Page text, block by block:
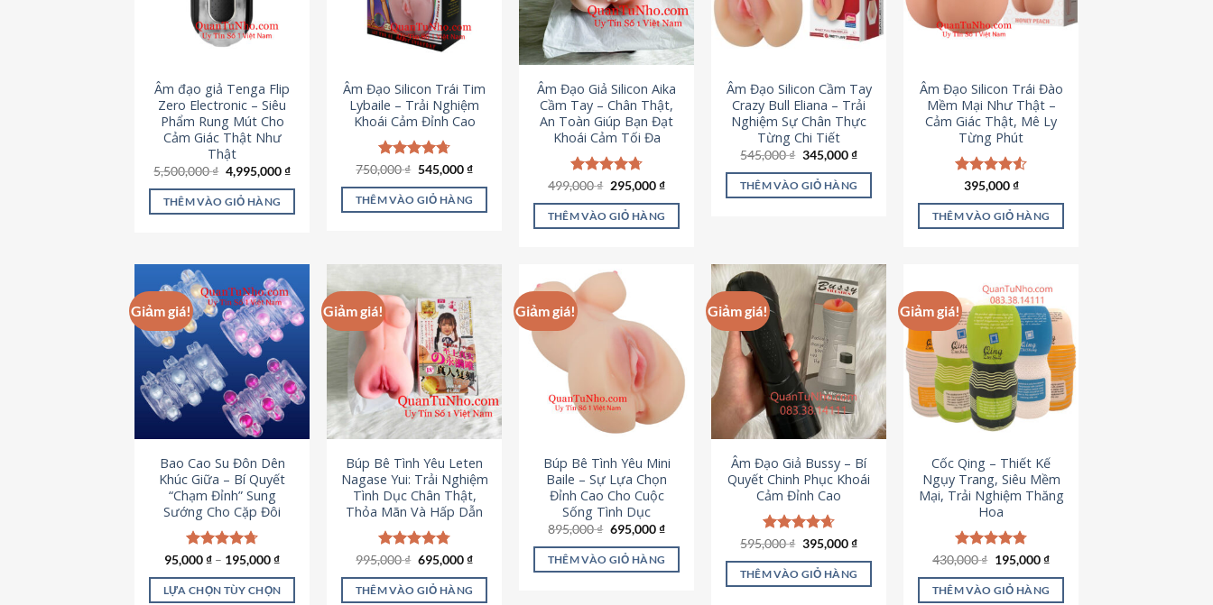
Âm đạo giả Tenga Flip
Zero Electronic – Siêu
Phẩm Rung Mút Cho
Cảm Giác Thật Như
Thật
5,500,000₫ Giá
gốc
là:
5,500,000 ₫.
4,995,000₫Giá
tại
THÊM VÀO GIỎ HÀNG
Âm Đạo Silicon Trái Tim
Lybaile – Trải Nghiệm
Khoái Cảm Đỉnh Cao
Được xếp
5 sao
750,000₫ Giá
là:
750,000 ₫.
545,000₫Giá
tại
là:
THÊM VÀO GIỎ HÀNG
Âm Đạo Giả Silicon Aika
Cầm Tay – Chân Thật,
An Toàn Giúp Bạn Đạt
Khoái Cảm Tối Đa
Được xếp
5 sao
499,000₫ Giá
là:
499,000 ₫.
295,000₫Giá
tại
là:
THÊM VÀO GIỎ HÀNG
Âm Đạo Silicon Cầm Tay
Crazy Bull Eliana – Trải
Nghiệm Sự Chân Thực
Từng Chi Tiết
545,000₫ Giá
là:
545,000 ₫.
345,000₫Giá
tại
là:
THÊM VÀO GIỎ HÀNG
Âm Đạo Silicon Trái Đào
Mềm Mại Như Thật –
Cảm Giác Thật, Mê Ly
Từng Phút
Được xếp
5 sao
395,000₫
THÊM VÀO GIỎ HÀNG
Giảm giá!
Bao Cao Su Đôn Dên
Khúc Giữa – Bí Quyết
“Chạm Đỉnh” Sung
Sướng Cho Cặp Đôi
Được xếp
5 sao
95,000₫ – 195,000₫
LỰA CHỌN TÙY CHỌN
Giảm giá!
Búp Bê Tình Yêu Leten
Nagase Yui: Trải Nghiệm
Tình Dục Chân Thật,
Thỏa Mãn Và Hấp Dẫn
Được xếp
5 sao
995,000₫ Giá
là:
995,000 ₫.
695,000₫Giá
tại
là:
THÊM VÀO GIỎ HÀNG
Giảm giá!
Búp Bê Tình Yêu Mini
Baile – Sự Lựa Chọn
Đỉnh Cao Cho Cuộc
Sống Tình Dục
895,000₫ Giá
là:
895,000 ₫.
695,000₫Giá
tại
là:
THÊM VÀO GIỎ HÀNG
Giảm giá!
Âm Đạo Giả Bussy – Bí
Quyết Chinh Phục Khoái
Cảm Đỉnh Cao
Được xếp
5 sao
595,000₫ Giá
là:
595,000 ₫.
395,000₫Giá
tại
là:
THÊM VÀO GIỎ HÀNG
Giảm giá!
Cốc Qing – Thiết Kế
Ngụy Trang, Siêu Mềm
Mại, Trải Nghiệm Thăng
Hoa
Được xếp
5 sao
430,000₫ Giá
là:
430,000 ₫.
195,000₫Giá
tại
là:
THÊM VÀO GIỎ HÀNG